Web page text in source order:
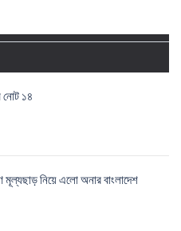
নোট ১৪
নিয়ে এলো অনার বাংলাদেশ